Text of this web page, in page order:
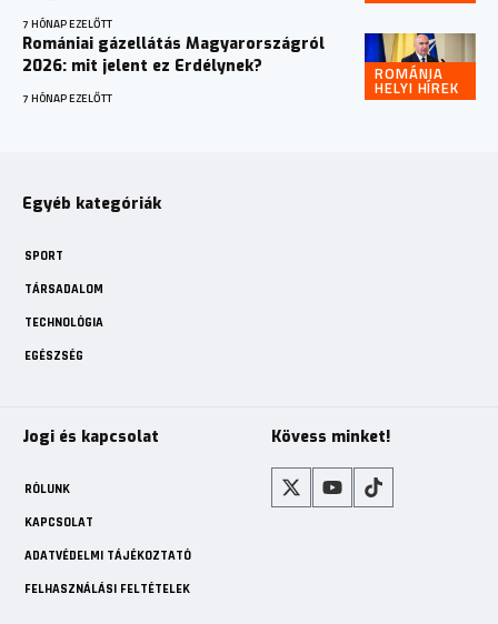
7 HÓNAP EZELŐTT
ROMÁNIA
HELYI HÍREK
Romániai gázellátás Magyarországról
2026: mit jelent ez Erdélynek?
7 HÓNAP EZELŐTT
Egyéb kategóriák
SPORT
TÁRSADALOM
TECHNOLÓGIA
EGÉSZSÉG
Jogi és kapcsolat
RÓLUNK
KAPCSOLAT
ADATVÉDELMI TÁJÉKOZTATÓ
FELHASZNÁLÁSI FELTÉTELEK
Kövess minket!